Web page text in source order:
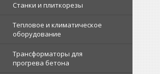
Станки и плиткорезы
Тепловое и климатическое
оборудование
Трансформаторы для
прогрева бетона